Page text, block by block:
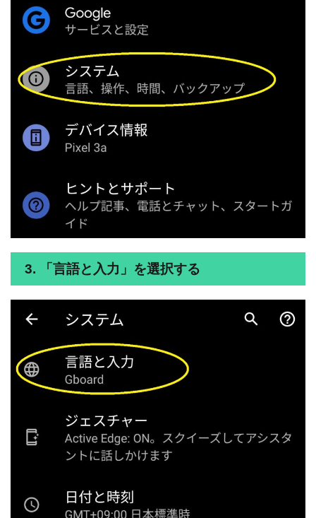
3. 「言語と入力」を選択する